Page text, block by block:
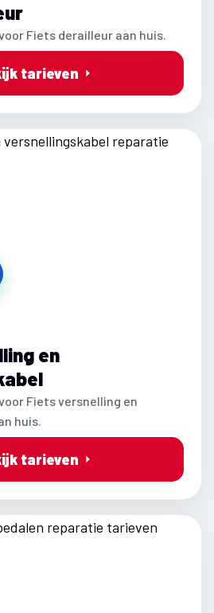
Fiets derailleur aan huis.
tarieven
en
Fiets versnelling en
huis.
tarieven